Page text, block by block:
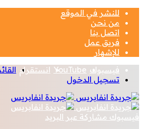
للنشر في الموقع
من نحن
اتصل بنا
فريق عمل
للإشهار
فيسبوك ‫YouTube انستقرام القائمة
تسجيل الدخول
مشاركة عبر البريد